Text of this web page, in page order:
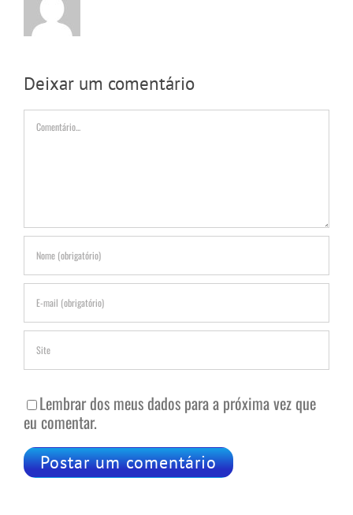
Deixar um comentário
Comentário
Lembrar dos meus dados para a próxima vez que
eu comentar.